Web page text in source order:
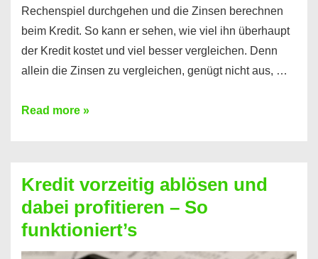
Rechenspiel durchgehen und die Zinsen berechnen
beim Kredit. So kann er sehen, wie viel ihn überhaupt
der Kredit kostet und viel besser vergleichen. Denn
allein die Zinsen zu vergleichen, genügt nicht aus, …
Ganz
Kredit
berechnen
–
Mit
Read more »
Kredit vorzeitig ablösen und
dabei profitieren – So
funktioniert’s